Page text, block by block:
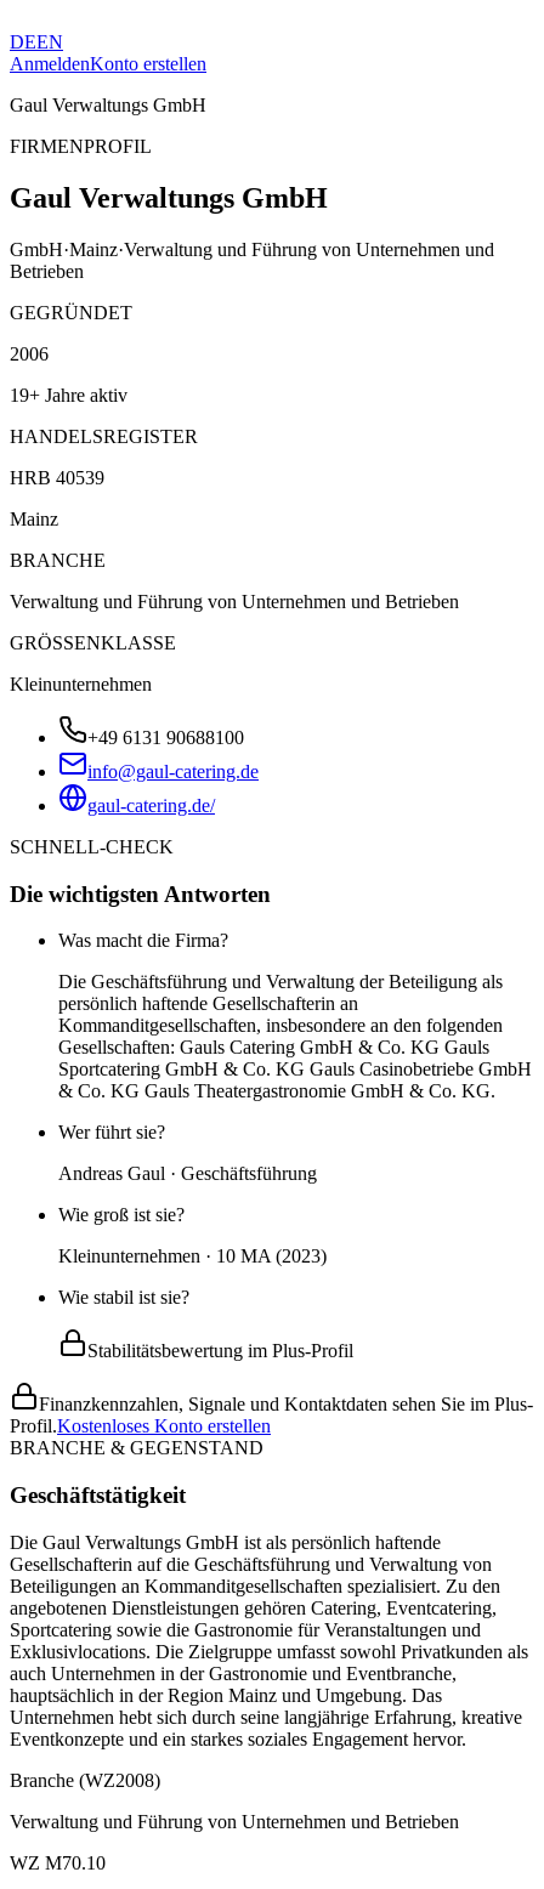
DEEN
AnmeldenKonto erstellen
Gaul Verwaltungs GmbH
FIRMENPROFIL
Gaul Verwaltungs GmbH
GmbH·Mainz·Verwaltung und Führung von Unternehmen und
Betrieben
GEGRÜNDET
2006
19+ Jahre aktiv
HANDELSREGISTER
HRB 40539
Mainz
BRANCHE
Verwaltung und Führung von Unternehmen und Betrieben
GRÖSSENKLASSE
Kleinunternehmen
+49 6131 90688100
info@gaul-catering.de
gaul-catering.de/
SCHNELL-CHECK
Die wichtigsten Antworten
Was macht die Firma?
Die Geschäftsführung und Verwaltung der Beteiligung als
persönlich haftende Gesellschafterin an
Kommanditgesellschaften, insbesondere an den folgenden
Gesellschaften: Gauls Catering GmbH & Co. KG Gauls
Sportcatering GmbH & Co. KG Gauls Casinobetriebe GmbH
& Co. KG Gauls Theatergastronomie GmbH & Co. KG.
Wer führt sie?
Andreas Gaul · Geschäftsführung
Wie groß ist sie?
Kleinunternehmen · 10 MA (2023)
Wie stabil ist sie?
Stabilitätsbewertung im Plus-Profil
Finanzkennzahlen, Signale und Kontaktdaten sehen Sie im Plus-
Profil.Kostenloses Konto erstellen
BRANCHE & GEGENSTAND
Geschäftstätigkeit
Die Gaul Verwaltungs GmbH ist als persönlich haftende
Gesellschafterin auf die Geschäftsführung und Verwaltung von
Beteiligungen an Kommanditgesellschaften spezialisiert. Zu den
angebotenen Dienstleistungen gehören Catering, Eventcatering,
Sportcatering sowie die Gastronomie für Veranstaltungen und
Exklusivlocations. Die Zielgruppe umfasst sowohl Privatkunden als
auch Unternehmen in der Gastronomie und Eventbranche,
hauptsächlich in der Region Mainz und Umgebung. Das
Unternehmen hebt sich durch seine langjährige Erfahrung, kreative
Eventkonzepte und ein starkes soziales Engagement hervor.
Branche (WZ2008)
Verwaltung und Führung von Unternehmen und Betrieben
WZ M70.10